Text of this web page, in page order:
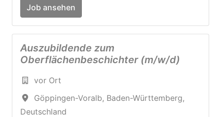
Job ansehen
Auszubildende zum
Oberflächenbeschichter (m/w/d)
vor Ort
Göppingen-Voralb, Baden-Württemberg,
Deutschland